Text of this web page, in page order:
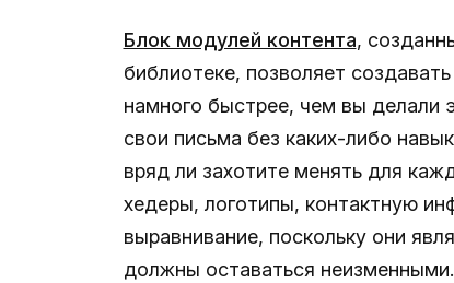
Блок модулей контента,
библиотеке, позволяет
намного быстрее, чем вы делали
свои письма без каких-либо
вряд ли захотите менять для
хедеры, логотипы, контактную
выравнивание, поскольку они
должны оставаться